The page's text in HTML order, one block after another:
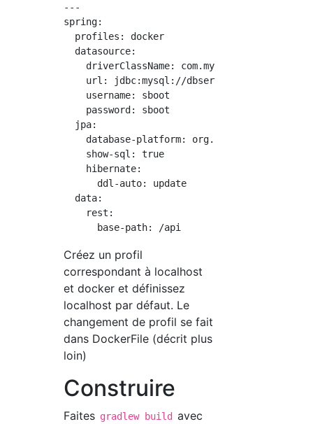
---
spring:
  profiles: docker
  datasource:
driverClassName:
    url: jdbc:mysql://dbserver/mydb
    username: sboot
    password: sboot
  jpa:
database-platform:
    show-sql: true
    hibernate:
      ddl-auto: update
  data:
    rest:
Créez un profil
correspondant à localhost
et docker et définissez
localhost par défaut. Le
changement de profil se fait
dans DockerFile (décrit plus
loin)
Construire
Faites gradlew build avec